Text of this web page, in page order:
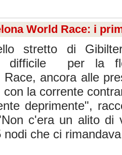
World Race: i
stretto di
difficile per la
Race, ancora alle
la corrente
deprimente",
c'era un alito di
nodi che ci